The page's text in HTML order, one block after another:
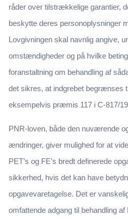
råder over tilstrækkelige garantier,
beskytte deres personoplysninger
Lovgivningen skal navnlig angive,
omstændigheder og på hvilke
foranstaltning om behandling af
det sikres, at indgrebet begrænses
eksempelvis præmis 117 i C-817/
PNR-loven, både den nuværende
ændringer, giver mulighed for at
PET’s og FE’s bredt definerede
sikkerhed, hvis det kan have
opgavevaretagelse. Det er
omfattende adgang til behandling